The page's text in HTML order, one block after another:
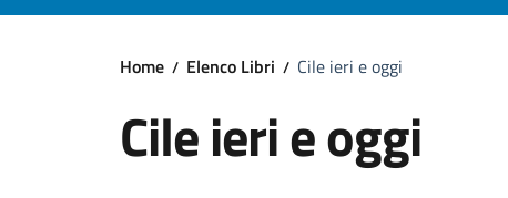
Home Elenco Libri Cile ieri e oggi
Cile ieri e oggi